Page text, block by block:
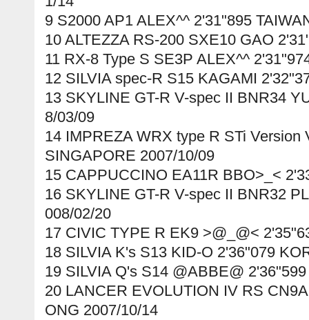
9 S2000 AP1 ALEX^^ 2'31"895
10 ALTEZZA RS-200 SXE10 GAO
11 RX-8 Type S SE3P ALEX^^
12 SILVIA spec-R S15 KAGAMI
13 SKYLINE GT-R V-spec II BNR34
8/03/09
14 IMPREZA WRX type R STi Version
SINGAPORE 2007/10/09
15 CAPPUCCINO EA11R BBO>_<
16 SKYLINE GT-R V-spec II BNR32
008/02/20
17 CIVIC TYPE R EK9 >@_@<
18 SILVIA K's S13 KID-O 2'36"079
19 SILVIA Q's S14 @ABBE@
20 LANCER EVOLUTION IV RS
ONG 2007/10/14